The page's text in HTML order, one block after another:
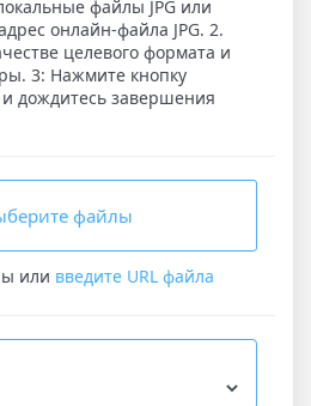
файлы JPG или
онлайн-файла JPG. 2.
целевого формата и
3: Нажмите кнопку
дождитесь завершения
файлы
или введите URL файла